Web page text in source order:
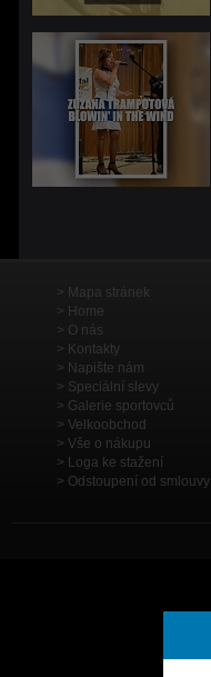
Mapa stránek
Home
O nás
Kontakty
Napište nám
Speciální slevy
Galerie sportovců
Velkoobchod
Vše o nákupu
Loga ke stažení
Odstoupení od smlouvy